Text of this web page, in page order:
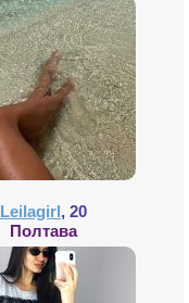
Leilagirl, 20
Полтава